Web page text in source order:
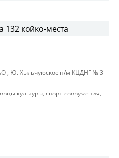
койко-места
, Ю. Хыльчуюское н/м КЦДНГ № 3
культуры, спорт. сооружения,